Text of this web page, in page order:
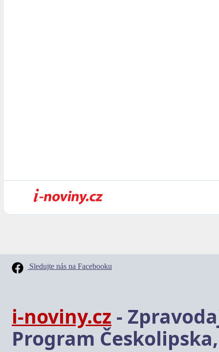
Sledujte nás na Facebooku
i-noviny.cz -
Program